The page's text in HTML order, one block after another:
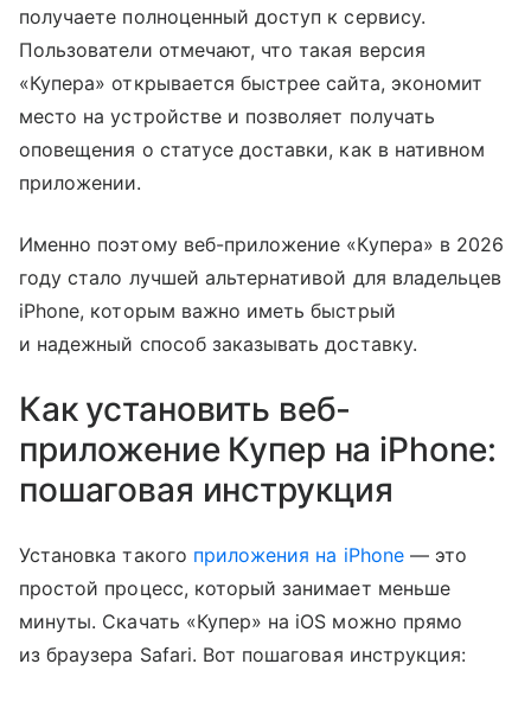
получаете полноценный доступ к сервису.
Пользователи отмечают, что такая версия
«Купера» открывается быстрее сайта, экономит
место на устройстве и позволяет получать
оповещения о статусе доставки, как в нативном
приложении.
Именно поэтому веб-приложение «Купера» в 2026
году стало лучшей альтернативой для владельцев
iPhone, которым важно иметь быстрый
и надежный способ заказывать доставку.
Как установить веб-
приложение Купер на iPhone:
пошаговая инструкция
Установка такого приложения на iPhone— это
простой процесс, который занимает меньше
минуты. Скачать «Купер» на iOS можно прямо
из браузера Safari. Вот пошаговая инструкция: